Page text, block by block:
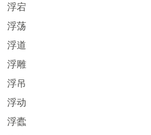
浮宕
浮荡
浮道
浮雕
浮吊
浮动
浮蠹